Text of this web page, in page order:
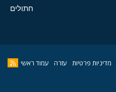
חתולים
מדיניות פרטיות עזרה עמוד ראשי